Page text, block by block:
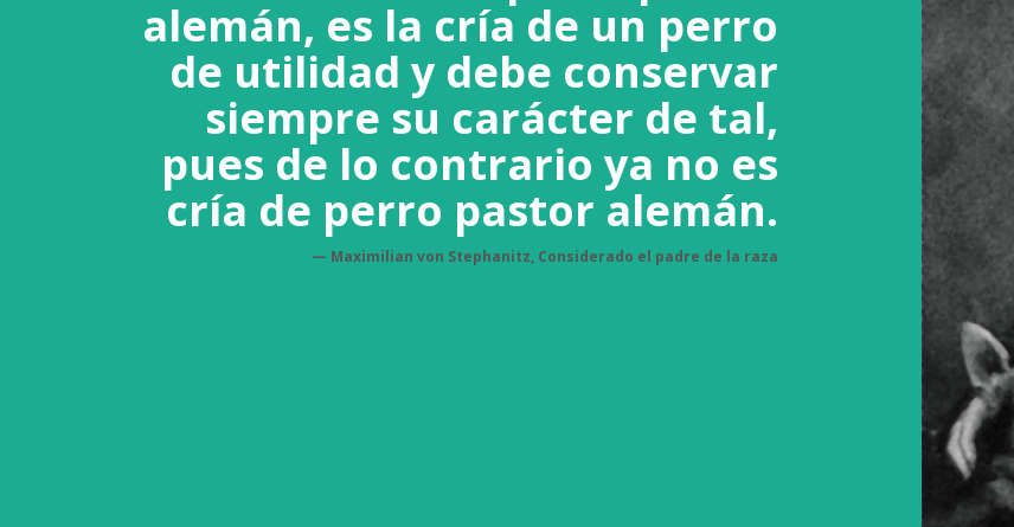
alemán, es la cría de un perro
de utilidad y debe conservar
siempre su carácter de tal,
pues de lo contrario ya no es
cría de perro pastor alemán.
Maximilian von Stephanitz, Considerado el padre de la raza